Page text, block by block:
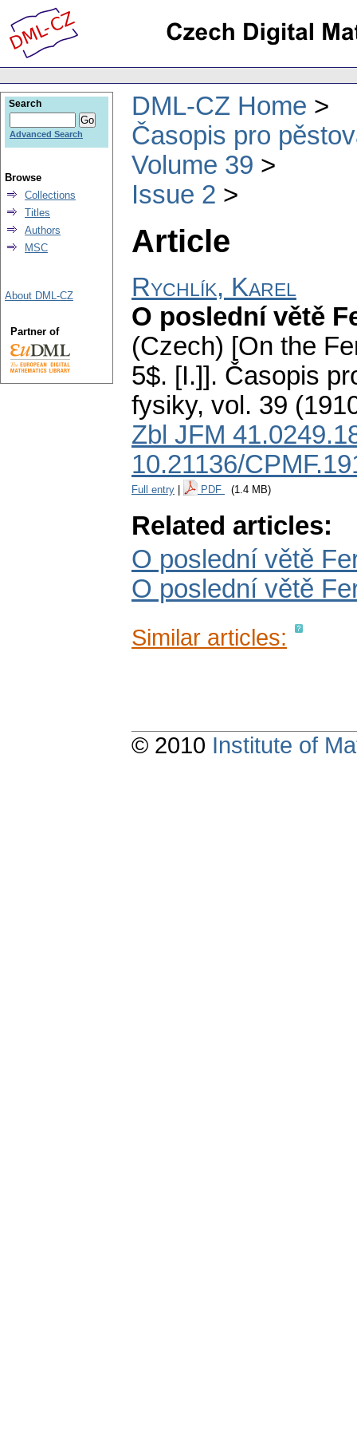
DML-CZ Home
Časopis pro
Volume 39
Issue 2
Article
Rychlík, Karel
O poslední větě
(Czech) [On the
5$. [I.]]. Časopis
fysiky, vol. 39
Zbl JFM
10.21136/
Full entry PDF (1.4 MB)
Related articles:
O poslední větě
O poslední větě
Similar articles:
Search
Advanced Search
Browse
Collections
Titles
Authors
MSC
About DML-CZ
Partner of
© 2010 Institute of